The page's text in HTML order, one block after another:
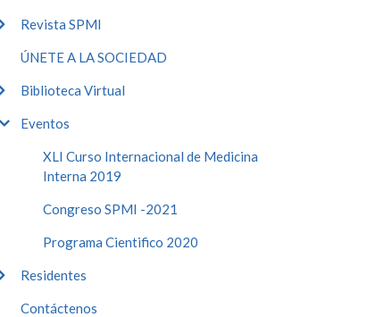
Revista SPMI
ÚNETE A LA SOCIEDAD
Biblioteca Virtual
Eventos
XLI Curso Internacional de Medicina
Interna 2019
Congreso SPMI -2021
Programa Cientifico 2020
Residentes
Contáctenos